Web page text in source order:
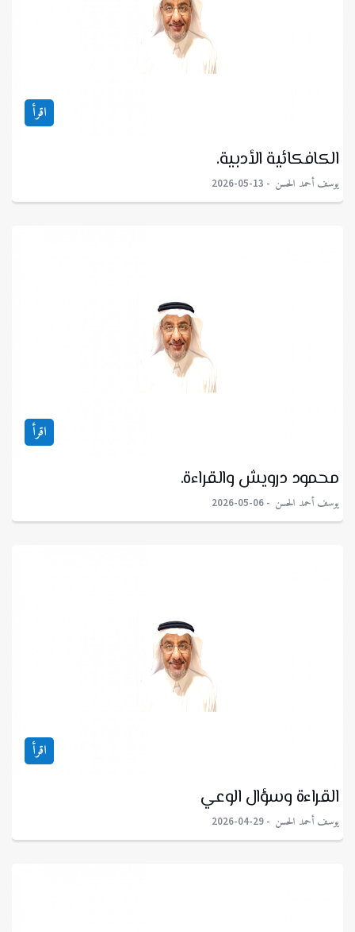
اقرأ
الكافكائية الأدبية.
يوسف أحمد الحسن 2026-05-13
اقرأ
محمود درويش والقراءة.
يوسف أحمد الحسن 2026-05-06
اقرأ
القراءة وسؤال الوعي
يوسف أحمد الحسن 2026-04-29